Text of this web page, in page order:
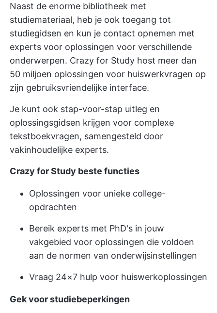
Naast de enorme bibliotheek met
studiemateriaal, heb je ook toegang tot
studiegidsen en kun je contact opnemen met
experts voor oplossingen voor verschillende
onderwerpen. Crazy for Study host meer dan
50 miljoen oplossingen voor huiswerkvragen op
zijn gebruiksvriendelijke interface.
Je kunt ook stap-voor-stap uitleg en
oplossingsgidsen krijgen voor complexe
tekstboekvragen, samengesteld door
vakinhoudelijke experts.
Crazy for Study beste functies
Oplossingen voor unieke college-
opdrachten
Bereik experts met PhD's in jouw
vakgebied voor oplossingen die voldoen
aan de normen van onderwijsinstellingen
Vraag 24×7 hulp voor huiswerkoplossingen
Gek voor studiebeperkingen